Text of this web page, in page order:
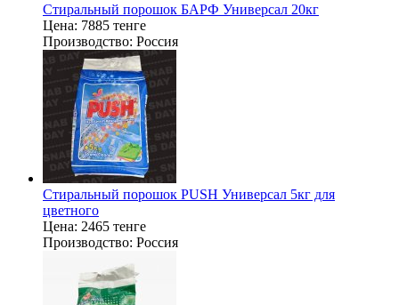
Стиральный порошок БАРФ Универсал 20кг
Цена: 7885 тенге
Производство: Россия
Стиральный порошок PUSH Универсал 5кг для
цветного
Цена: 2465 тенге
Производство: Россия